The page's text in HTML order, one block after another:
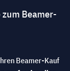
Beamer-
Beamer-Kauf